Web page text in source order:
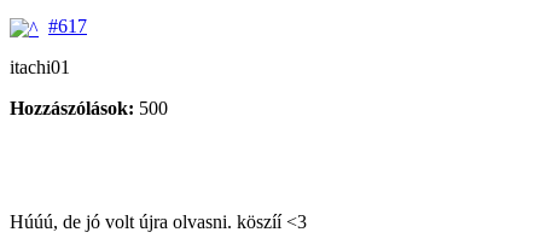
#617
itachi01
Hozzászólások: 500
Húúú, de jó volt újra olvasni. köszíí <3